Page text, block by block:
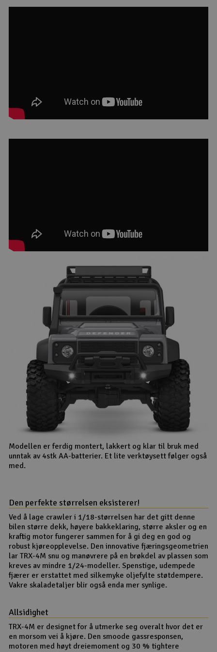
Modellen er ferdig montert, lakkert og klar til bruk med
unntak av 4stk AA-batterier. Et lite verktøysett følger også
med.
Den perfekte størrelsen eksisterer!
Ved å lage crawler i 1/18-størrelsen har det gitt denne
bilen større dekk, høyere bakkeklaring, større aksler og en
kraftig motor fungerer sammen for å gi deg en god og
robust kjøreopplevelse. Den innovative fjæringsgeometrien
lar TRX-4M snu og manøvrere på en brøkdel av plassen som
kreves av mindre 1/24-modeller. Spenstige, udempede
fjærer er erstattet med silkemyke oljefylte støtdempere.
Vakre skaladetaljer blir også enda mer synlige.
Allsidighet
TRX-4M er designet for å utmerke seg overalt hvor det er
en morsom vei å kjøre. Den smoode gassresponsen,
motoren med høyt dreiemoment og 30 % tightere